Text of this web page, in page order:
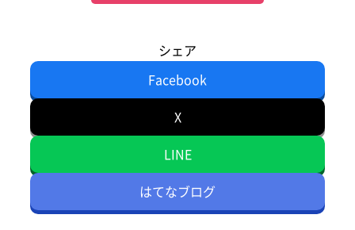
シェア
Facebook
X
LINE
はてなブログ